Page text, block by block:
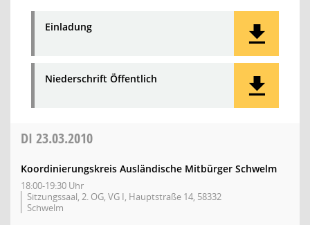
Einladung
Niederschrift Öffentlich
DI 23.03.2010
Koordinierungskreis Ausländische Mitbürger Schwelm
18:00-19:30 Uhr
Sitzungssaal, 2. OG, VG I, Hauptstraße 14, 58332
Schwelm